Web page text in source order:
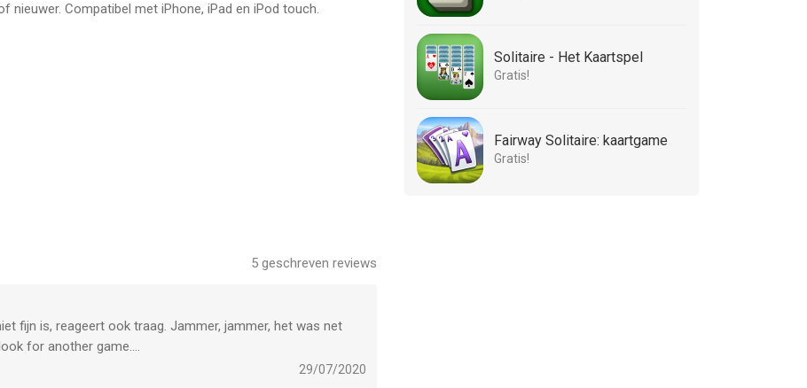
nieuwer. Compatibel met iPhone, iPad en iPod touch.
5 geschreven reviews
fijn is, reageert ook traag. Jammer, jammer, het was net
for another game....
29/07/2020
Solitaire - Het Kaartspel
Gratis!
Fairway Solitaire: kaartgame
Gratis!